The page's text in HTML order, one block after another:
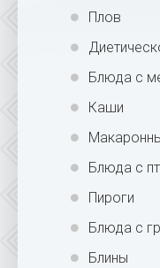
Плов
Блюда с
Каши
Блюда с
Пироги
Блюда с
Блины